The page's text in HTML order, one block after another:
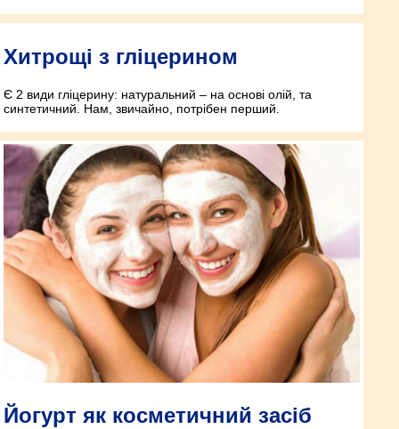
Хитрощі з гліцерином
Є 2 види гліцерину: натуральний – на основі олій, та
синтетичний. Нам, звичайно, потрібен перший.
Йогурт як косметичний засіб